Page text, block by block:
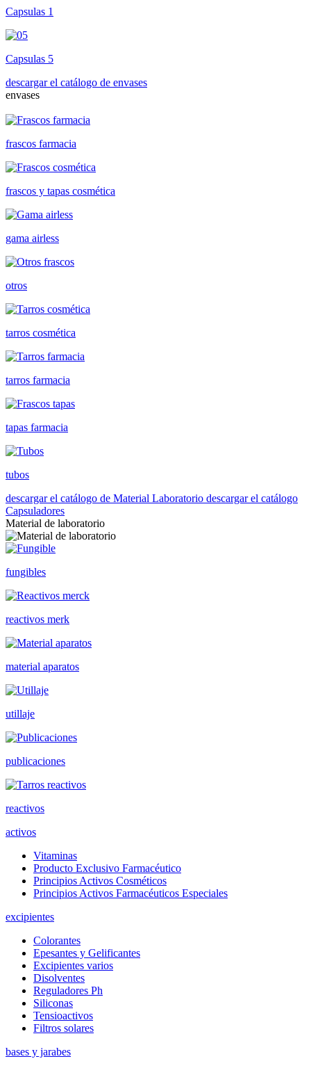
Capsulas 1
Capsulas 5
descargar el catálogo de envases
envases
frascos farmacia
frascos y tapas cosmética
gama airless
otros
tarros cosmética
tarros farmacia
tapas farmacia
tubos
descargar el catálogo de Material Laboratorio descargar el catálogo
Capsuladores
Material de laboratorio
fungibles
reactivos merk
material aparatos
utillaje
publicaciones
reactivos
activos
Vitaminas
Producto Exclusivo Farmacéutico
Principios Activos Cosméticos
Principios Activos Farmacéuticos Especiales
excipientes
Colorantes
Epesantes y Gelificantes
Excipientes varios
Disolventes
Reguladores Ph
Siliconas
Tensioactivos
Filtros solares
bases y jarabes